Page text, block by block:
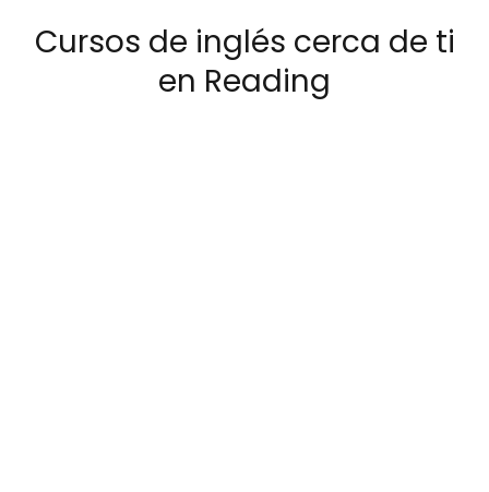
Cursos de inglés cerca de ti
en Reading